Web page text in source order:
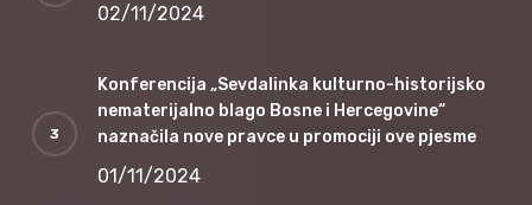
02/11/2024
Konferencija „Sevdalinka kulturno-historijsko
nematerijalno blago Bosne i Hercegovine“
naznačila nove pravce u promociji ove pjesme
01/11/2024